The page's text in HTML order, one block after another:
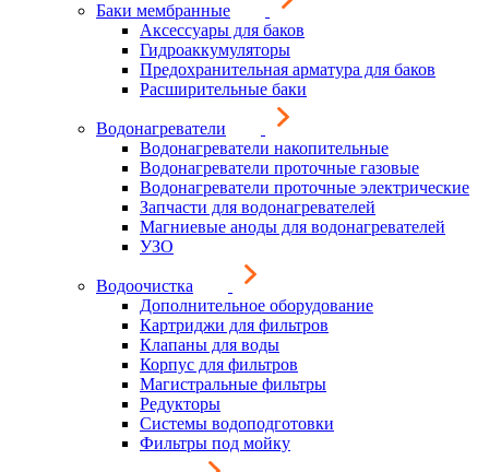
Баки мембранные
Аксессуары для баков
Гидроаккумуляторы
Предохранительная арматура для баков
Расширительные баки
Водонагреватели
Водонагреватели накопительные
Водонагреватели проточные газовые
Водонагреватели проточные электрические
Запчасти для водонагревателей
Магниевые аноды для водонагревателей
УЗО
Водоочистка
Дополнительное оборудование
Картриджи для фильтров
Клапаны для воды
Корпус для фильтров
Магистральные фильтры
Редукторы
Системы водоподготовки
Фильтры под мойку